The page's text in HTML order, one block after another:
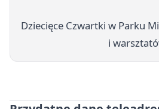
Dziecięce Czwartki w Parku
i